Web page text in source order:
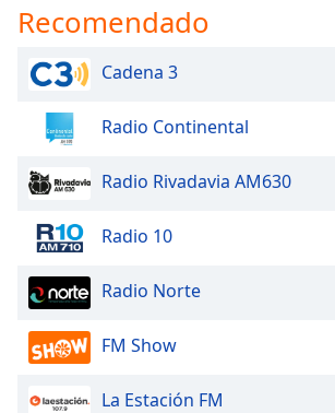
Recomendado
Cadena 3
Radio Continental
Radio Rivadavia AM630
Radio 10
Radio Norte
FM Show
La Estación FM